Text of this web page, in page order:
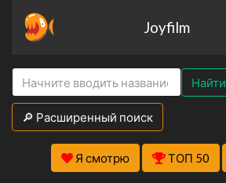
Joyfilm
Найти
🔎 Расширенный поиск
Я смотрю ТОП 50